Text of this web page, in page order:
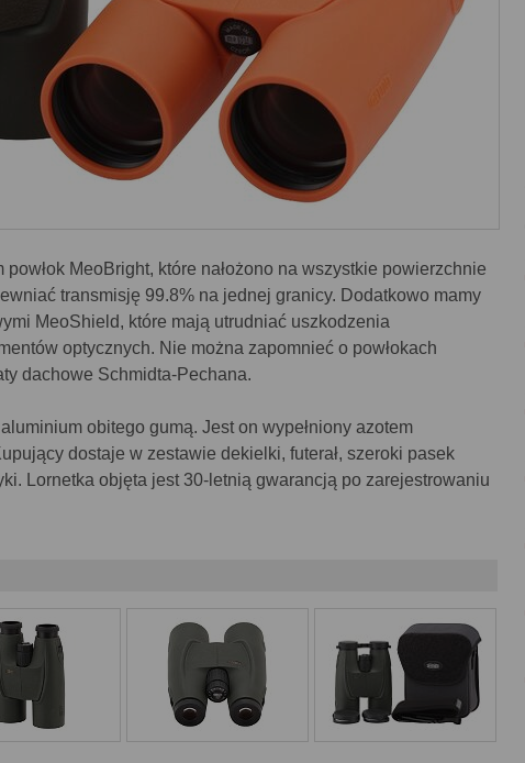
MeoBright, które nałożono na wszystkie powierzchnie
transmisję 99.8% na jednej granicy. Dodatkowo mamy
MeoShield, które mają utrudniać uszkodzenia
optycznych. Nie można zapomnieć o powłokach
dachowe Schmidta-Pechana.
obitego gumą. Jest on wypełniony azotem
dostaje w zestawie dekielki, futerał, szeroki pasek
Lornetka objęta jest 30-letnią gwarancją po zarejestrowaniu